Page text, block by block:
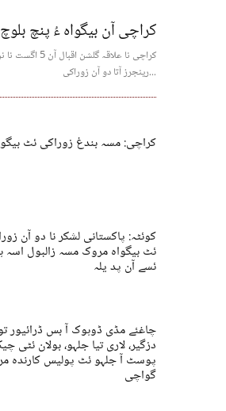
کراچی آن بیگواہ ءُ پنچ
کراچی نا علاقہ
رینجرز آتا دو آن زوراکی...
کراچی: مسہ بندغ زوراکی ئٹ
کوئٹہ: پاکستانی لشکر نا دو آن
ئٹ بیگواہ مروک مسہ زالبول اسہ
ئسے آن پد یلہ
چاغئے مڈی ڈوہوک آ بس ڈرائیور
دزگیر، لاری تیا جلہو، بولان ئٹی
پوسٹ آ جلہو ئٹ پولیس کارندہ
گواچی